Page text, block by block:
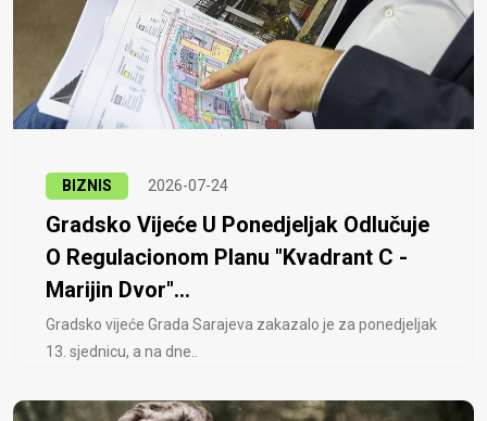
BIZNIS 2026-07-24
Gradsko Vijeće U Ponedjeljak Odlučuje
O Regulacionom Planu "Kvadrant C -
Marijin Dvor"...
Gradsko vijeće Grada Sarajeva zakazalo je za ponedjeljak
13. sjednicu, a na dne..